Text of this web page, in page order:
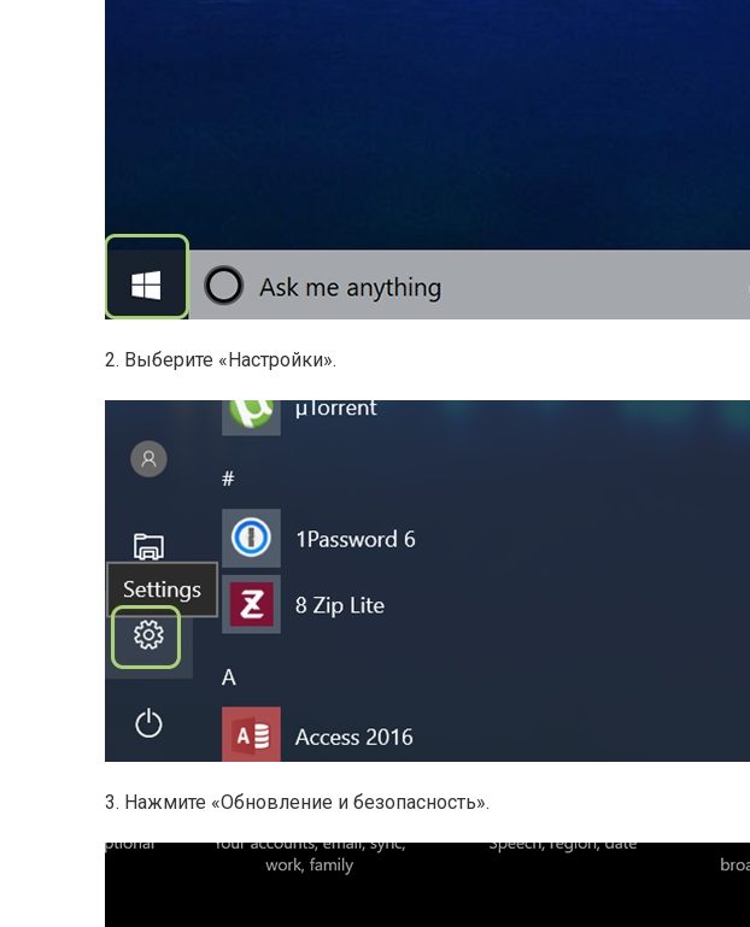
2. Выберите «Настройки».
3. Нажмите «Обновление и безопасность».